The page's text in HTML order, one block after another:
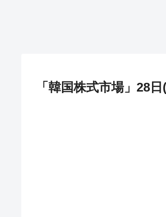
「韓国株式市場」28